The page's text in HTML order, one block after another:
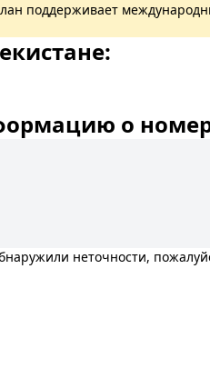
поддерживает
о
неточности,